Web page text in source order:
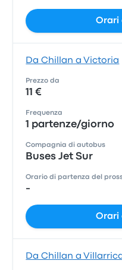
Orari
Da Chillan a Victoria
Prezzo da
11 €
Frequenza
1 partenze/giorno
Compagnia di autobus
Buses Jet Sur
Orario di partenza del
-
Orari
Da Chillan a